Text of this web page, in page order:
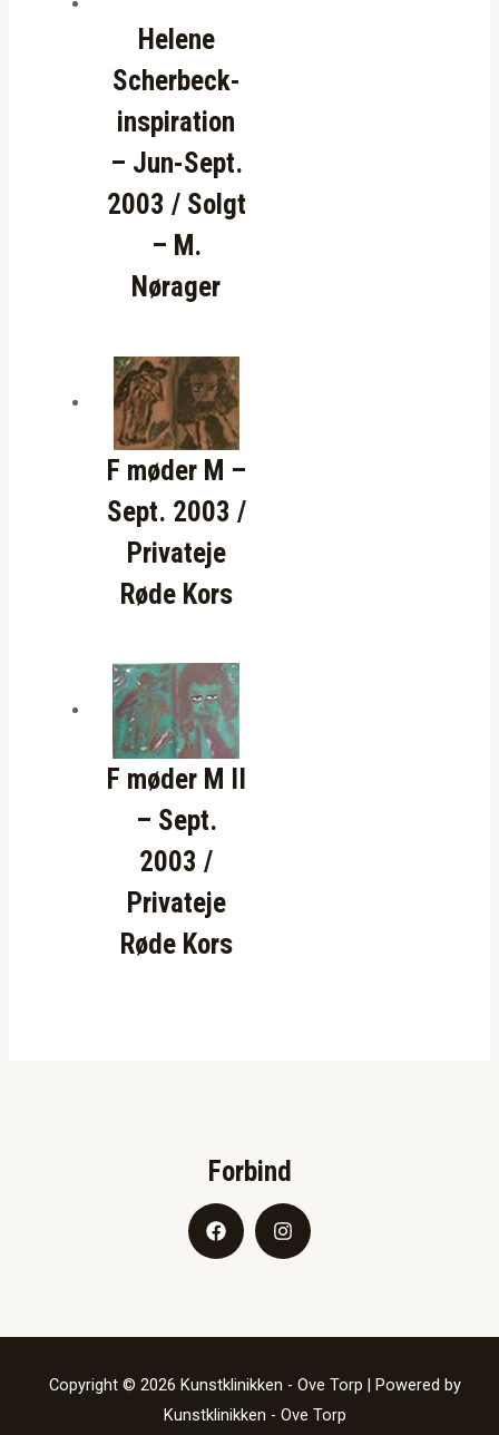
Helene
Scherbeck-
inspiration
– Jun-Sept.
2003 / Solgt
– M.
Nørager
F møder M –
Sept. 2003 /
Privateje
Røde Kors
F møder M II
– Sept.
2003 /
Privateje
Røde Kors
Forbind
Copyright © 2026 Kunstklinikken - Ove Torp | Powered by
Kunstklinikken - Ove Torp